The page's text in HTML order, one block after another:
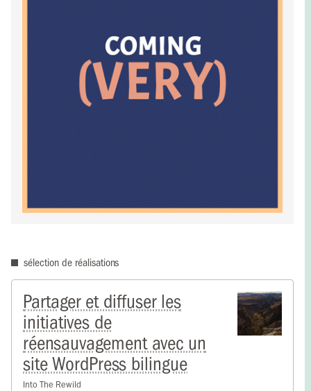
sélection de réalisations
Partager et diffuser les
initiatives de
réensauvagement avec un
site WordPress bilingue
Into The Rewild